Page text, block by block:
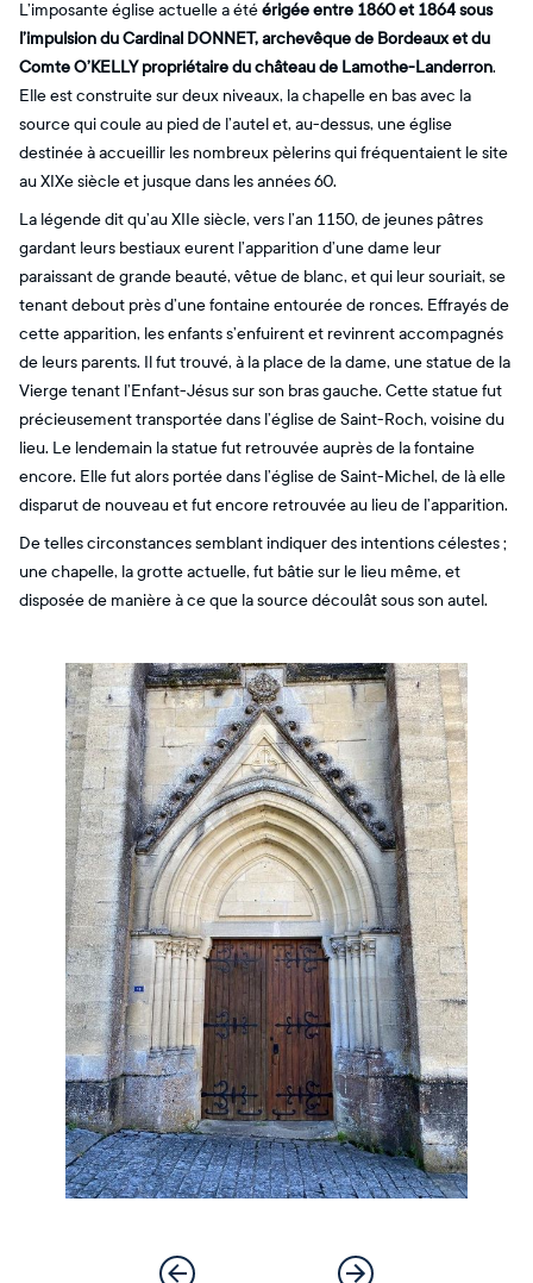
L’imposante église actuelle a étéérigée entre 1860 et 1864 sous
l’impulsion du Cardinal DONNET, archevêque de Bordeaux et du
Comte O’KELLY propriétaire du château de Lamothe-Landerron.
Elle est construite sur deux niveaux, la chapelle en bas avec la
source qui coule au pied de l’autel et, au-dessus, une église
destinée à accueillir les nombreux pèlerins qui fréquentaient le site
au XIXe siècle et jusque dans les années 60.
La légende dit qu’au XIIe siècle, vers l’an 1150, de jeunes pâtres
gardant leurs bestiaux eurent l’apparition d’une dame leur
paraissant de grande beauté, vêtue de blanc, et qui leur souriait, se
tenant debout près d’une fontaine entourée de ronces. Effrayés de
cette apparition, les enfants s’enfuirent et revinrent accompagnés
de leurs parents. Il fut trouvé, à la place de la dame, une statue de la
Vierge tenant l’Enfant-Jésus sur son bras gauche. Cette statue fut
précieusement transportée dans l’église de Saint-Roch, voisine du
lieu. Le lendemain la statue fut retrouvée auprès de la fontaine
encore. Elle fut alors portée dans l’église de Saint-Michel, de là elle
disparut de nouveau et fut encore retrouvée au lieu de l’apparition.
De telles circonstances semblant indiquer des intentions célestes ;
une chapelle, la grotte actuelle, fut bâtie sur le lieu même, et
disposée de manière à ce que la source découlât sous son autel.